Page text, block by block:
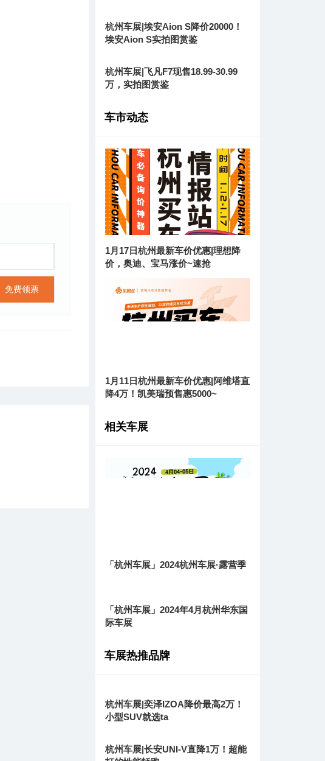
免费领票
杭州车展|埃安Aion S降价20000！
埃安Aion S实拍图赏鉴
杭州车展|飞凡F7现售18.99-30.99
万，实拍图赏鉴
车市动态
1月17日杭州最新车价优惠|理想降
价，奥迪、宝马涨价~速抢
1月11日杭州最新车价优惠|阿维塔直
降4万！凯美瑞预售惠5000~
相关车展
「杭州车展」2024杭州车展·露营季
际车展